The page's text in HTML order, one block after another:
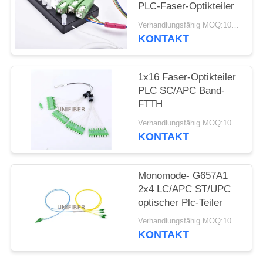
PRIVACY
PLC-Faser-Optikteiler
Verhandlungsfähig MOQ:10pcs
KONTAKT
1x16 Faser-Optikteiler
PLC SC/APC Band-
FTTH
Verhandlungsfähig MOQ:10pcs
KONTAKT
Monomode- G657A1
2x4 LC/APC ST/UPC
optischer Plc-Teiler
Verhandlungsfähig MOQ:10pcs
KONTAKT